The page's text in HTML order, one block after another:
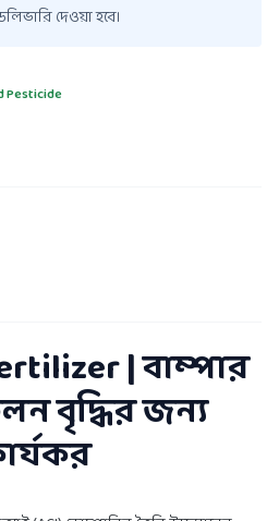
দেওয়া হবে।
Pesticide
| বাম্পার
বৃদ্ধির জন্য